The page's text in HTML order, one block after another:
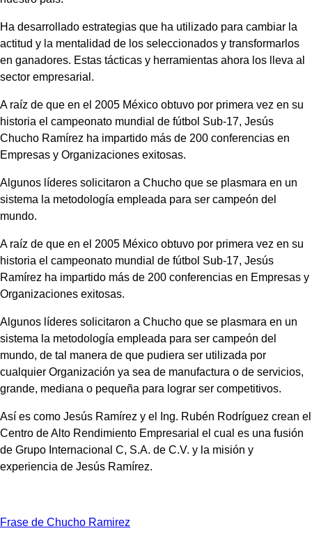
Ha desarrollado estrategias que ha utilizado para cambiar la
actitud y la mentalidad de los seleccionados y transformarlos
en ganadores. Estas tácticas y herramientas ahora los lleva al
sector empresarial.
A raíz de que en el 2005 México obtuvo por primera vez en su
historia el campeonato mundial de fútbol Sub-17, Jesús
Chucho Ramírez ha impartido más de 200 conferencias en
Empresas y Organizaciones exitosas.
Algunos líderes solicitaron a Chucho que se plasmara en un
sistema la metodología empleada para ser campeón del
mundo.
A raíz de que en el 2005 México obtuvo por primera vez en su
historia el campeonato mundial de fútbol Sub-17, Jesús
Ramírez ha impartido más de 200 conferencias en Empresas y
Organizaciones exitosas.
Algunos líderes solicitaron a Chucho que se plasmara en un
sistema la metodología empleada para ser campeón del
mundo, de tal manera de que pudiera ser utilizada por
cualquier Organización ya sea de manufactura o de servicios,
grande, mediana o pequeña para lograr ser competitivos.
Así es como Jesús Ramírez y el Ing. Rubén Rodríguez crean el
Centro de Alto Rendimiento Empresarial el cual es una fusión
de Grupo Internacional C, S.A. de C.V. y la misión y
experiencia de Jesús Ramírez.
Frase de Chucho Ramirez